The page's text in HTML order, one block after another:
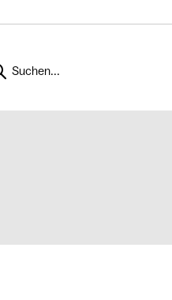
Suchen...